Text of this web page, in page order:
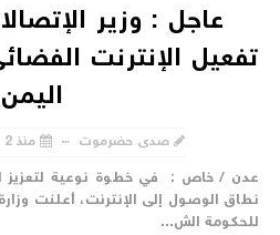
عاجل : وزير
تفعيل الإنترنت
اليمن
صدى حضرموت منذ 2 سنوات تقريبا
/ خاص : في خطوة نوعية لتعزيز
الوصول إلى الإنترنت، أعلنت وزارة
الش...